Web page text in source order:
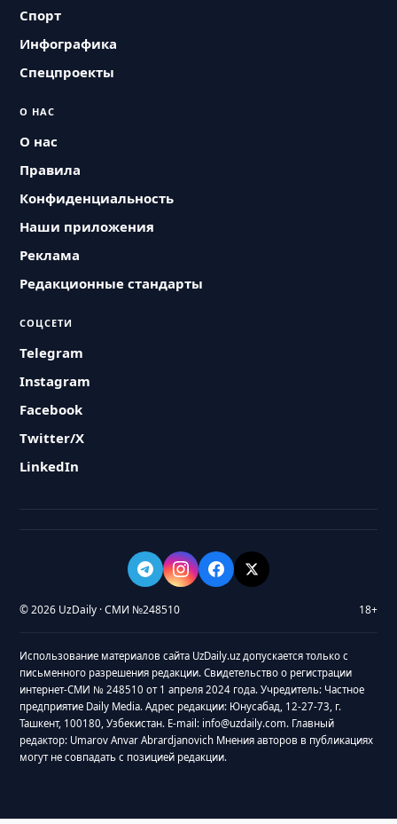
Спорт
Инфографика
Спецпроекты
О НАС
О нас
Правила
Конфиденциальность
Наши приложения
Реклама
Редакционные стандарты
СОЦСЕТИ
Telegram
Instagram
Facebook
Twitter/X
LinkedIn
© 2026 UzDaily · СМИ №248510 18+
Использование материалов сайта UzDaily.uz допускается только с
письменного разрешения редакции. Свидетельство о регистрации
интернет-СМИ № 248510 от 1 апреля 2024 года. Учредитель: Частное
предприятие Daily Media. Адрес редакции: Юнусабад, 12-27-73, г.
Ташкент, 100180, Узбекистан. E-mail: info@uzdaily.com. Главный
редактор: Umarov Anvar Abrardjanovich Мнения авторов в публикациях
могут не совпадать с позицией редакции.